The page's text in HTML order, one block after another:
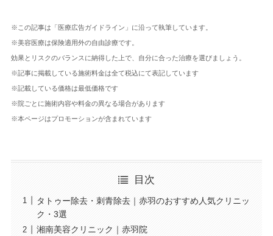
※この記事は「医療広告ガイドライン」に沿って執筆しています。
※美容医療は保険適用外の自由診療です。
効果とリスクのバランスに納得した上で、自分に合った治療を選びましょう。
※記事に掲載している施術料金は全て税込にて表記しています
※記載している価格は最低価格です
※院ごとに施術内容や料金の異なる場合があります
※本ページはプロモーションが含まれています
目次
タトゥー除去・刺青除去｜赤羽のおすすめ人気クリニッ
ク・3選
湘南美容クリニック｜赤羽院